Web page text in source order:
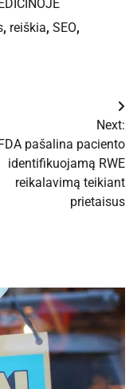
, reiškia, SEO,
Next:
pašalina paciento
identifikuojamą RWE
reikalavimą teikiant
prietaisus